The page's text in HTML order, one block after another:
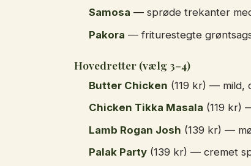
Samosa — sprøde trekanter
Pakora — friturestegte
Hovedretter (vælg 3–4)
Butter Chicken (119 kr) — mild,
Chicken Tikka Masala (119 kr)
Lamb Rogan Josh (139 kr) —
Palak Party (139 kr) — cremet